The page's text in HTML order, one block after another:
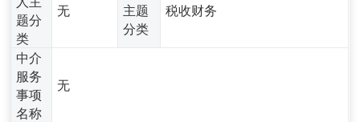
题分
类
无
主题
分类
税收财务
中介
服务
事项
名称
无